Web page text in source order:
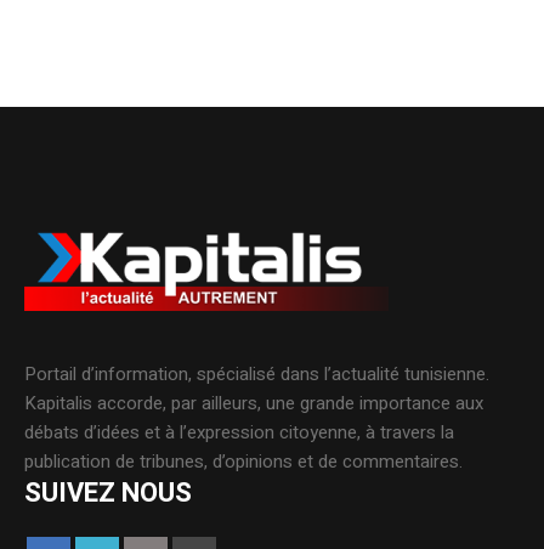
Portail d’information, spécialisé dans l’actualité tunisienne.
Kapitalis accorde, par ailleurs, une grande importance aux
débats d’idées et à l’expression citoyenne, à travers la
publication de tribunes, d’opinions et de commentaires.
SUIVEZ NOUS